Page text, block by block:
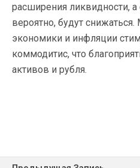
расширения ликвидности,
вероятно, будут
экономики и инфляции
коммодитис, что
активов и рубля.